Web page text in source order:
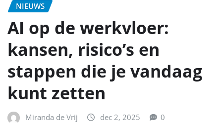
NIEUWS
AI op de werkvloer:
kansen, risico’s en
stappen die je vandaag
kunt zetten
Miranda de Vrij dec 2, 2025 0